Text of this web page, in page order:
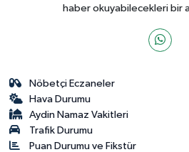
haber okuyabilecekleri bir
Nöbetçi Eczaneler
Hava Durumu
Aydin Namaz Vakitleri
Trafik Durumu
Puan Durumu ve Fikstür